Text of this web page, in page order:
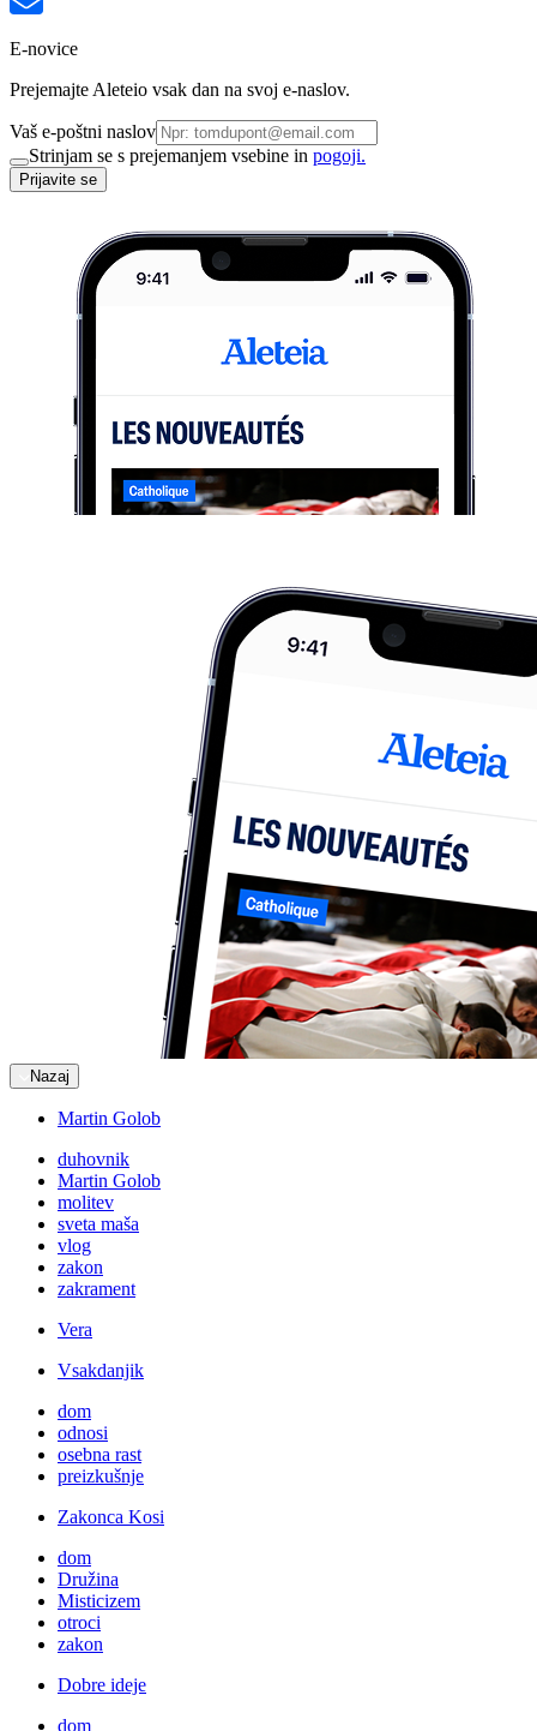
E-novice
Prejemajte Aleteio vsak dan na svoj e-naslov.
Vaš e-poštni naslov
Strinjam se s prejemanjem vsebine in pogoji.
Prijavite se
Nazaj
Martin Golob
duhovnik
Martin Golob
molitev
sveta maša
vlog
zakon
zakrament
Vera
Vsakdanjik
dom
odnosi
osebna rast
preizkušnje
Zakonca Kosi
dom
Družina
Misticizem
otroci
zakon
Dobre ideje
dom